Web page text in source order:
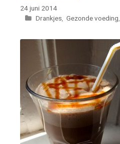
24 juni 2014
Categorieën
Drankjes, Gezonde voeding,